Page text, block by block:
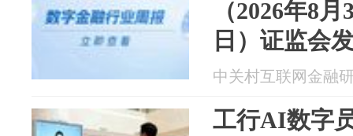
（2026年8
日）证监会
市场深化务
中关村互联网金融
工行AI数字